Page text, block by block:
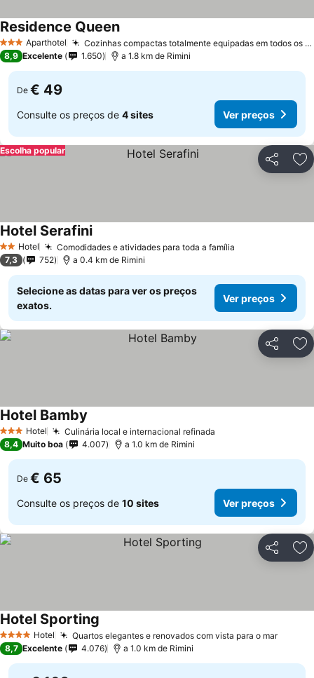
3 EstrelasAparthotel Cozinhas compactas totalmente equipadas em todos os quartos
Residence Queen
8,9 Excelente 1.650 a 1.8 km de Rimini
De € 49
Consulte os preços de 4 sites Ver preços
Partilhar
Escolha popular
2 Estrelas
Hotel Comodidades e atividades para toda a família
Hotel Serafini
7,3 752 a 0.4 km de Rimini
Selecione as datas para ver os preços
exatos.
Ver preços
Partilhar
3 EstrelasHotel Culinária local e internacional refinada
Hotel Bamby
8,4 Muito boa 4.007 a 1.0 km de Rimini
De € 65
Consulte os preços de 10 sites Ver preços
Partilhar
4 EstrelasHotel Quartos elegantes e renovados com vista para o mar
Hotel Sporting
8,7 Excelente 4.076 a 1.0 km de Rimini